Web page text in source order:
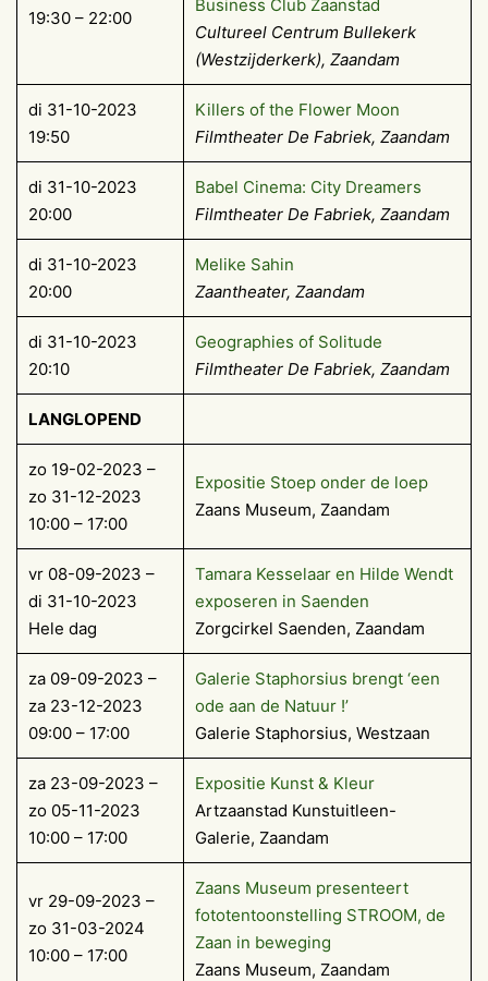
19:30 – 22:00
Business Club Zaanstad
Cultureel Centrum Bullekerk
(Westzijderkerk), Zaandam
di 31-10-2023
19:50
Killers of the Flower Moon
Filmtheater De Fabriek, Zaandam
di 31-10-2023
20:00
Babel Cinema: City Dreamers
Filmtheater De Fabriek, Zaandam
di 31-10-2023
20:00
Melike Sahin
Zaantheater, Zaandam
di 31-10-2023
20:10
Geographies of Solitude
Filmtheater De Fabriek, Zaandam
LANGLOPEND
zo 19-02-2023 –
zo 31-12-2023
10:00 – 17:00
Expositie Stoep onder de loep
Zaans Museum, Zaandam
vr 08-09-2023 –
di 31-10-2023
Hele dag
Tamara Kesselaar en Hilde Wendt
exposeren in Saenden
Zorgcirkel Saenden, Zaandam
za 09-09-2023 –
za 23-12-2023
09:00 – 17:00
Galerie Staphorsius brengt ‘een
ode aan de Natuur !’
Galerie Staphorsius, Westzaan
za 23-09-2023 –
zo 05-11-2023
10:00 – 17:00
Expositie Kunst & Kleur
Artzaanstad Kunstuitleen-
Galerie, Zaandam
vr 29-09-2023 –
zo 31-03-2024
10:00 – 17:00
Zaans Museum presenteert
fototentoonstelling STROOM, de
Zaan in beweging
Zaans Museum, Zaandam